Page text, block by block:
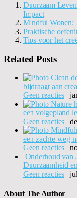
Duurzaam
Impact
Mindful Wonen:
Praktische
Tips voor het
Related Posts
bijdraagt aan
Geen reacties |
een volgepland
Geen reacties |
een zachte weg
Geen reacties |
Onderhoud van
Duurzaamheid
Geen reacties |
About The Author